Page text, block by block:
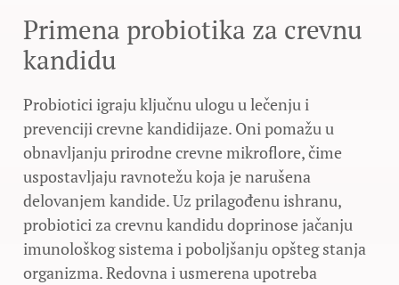
Primena probiotika za crevnu
kandidu
Probiotici igraju ključnu ulogu u lečenju i
prevenciji crevne kandidijaze. Oni pomažu u
obnavljanju prirodne crevne mikroflore, čime
uspostavljaju ravnotežu koja je narušena
delovanjem kandide. Uz prilagođenu ishranu,
probiotici za crevnu kandidu doprinose jačanju
imunološkog sistema i poboljšanju opšteg stanja
organizma. Redovna i usmerena upotreba